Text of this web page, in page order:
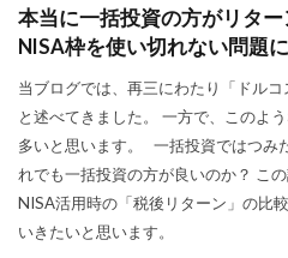
本当に一括投資の方がリタ
NISA枠を使い切れない問題
当ブログでは、再三にわたり「ドルコ
と述べてきました。 一方で、このよ
多いと思います。 一括投資ではつみ
れでも一括投資の方が良いのか？ こ
NISA活用時の「税後リターン」の比
いきたいと思います。